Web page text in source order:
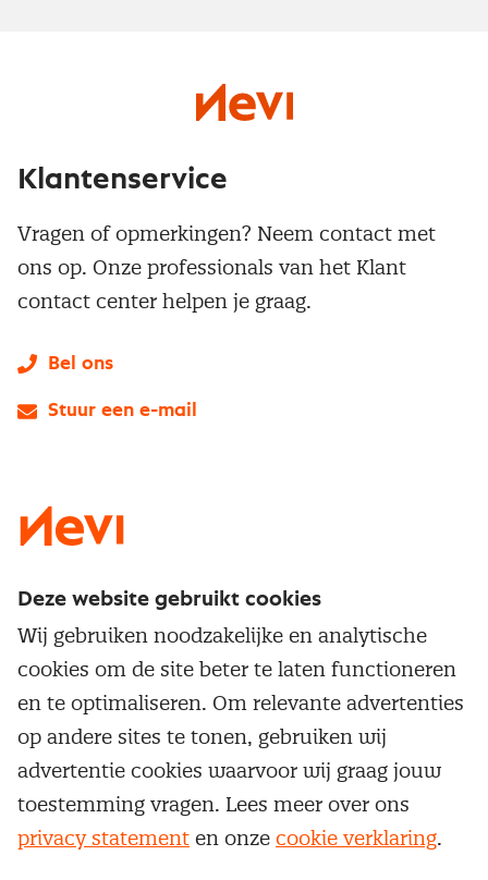
Service & contact
Over inkoop
Netwerk en communities
Aanmelden nieuwsbrief
Word lid van Nevi
Populaire thema's
Aanbesteden
Contractmanagement
Kostenmanagement
Onderhandelen
Opleidingen en trainingen
Trainingen
Opleidingen
Maatwerk
Klantenservice
Vragen of opmerkingen? Neem contact met
ons op. Onze professionals van het Klant
contact center helpen je graag.
Bel ons
Stuur een e-mail
Cookievoorkeuren beherenOnzealgemene
Deze website gebruikt cookies
Wij gebruiken noodzakelijke en analytische
cookies om de site beter te laten functioneren
en te optimaliseren. Om relevante advertenties
op andere sites te tonen, gebruiken wij
advertentie cookies waarvoor wij graag jouw
toestemming vragen. Lees meer over ons
privacy statement en onze cookie verklaring.